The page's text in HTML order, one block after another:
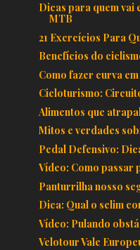
Dicas para quem vai
MTB
21 Exercícios Para
Benefícios do
Como fazer curva
Cicloturismo:
Alimentos que
Mitos e verdades
Pedal Defensivo:
Vídeo: Como passar
Panturrilha nosso
Dica: Qual o selim
Vídeo: Pulando
Velotour Vale